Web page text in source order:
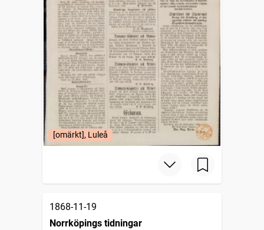
[omärkt], Luleå
1868-11-19
Norrköpings tidningar